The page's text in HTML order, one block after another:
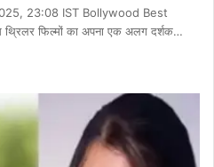
23:08 IST Bollywood Best
फिल्मों का अपना एक अलग दर्शक…